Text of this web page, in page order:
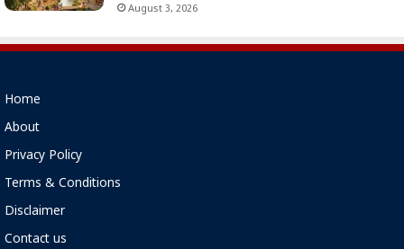
August 3, 2026
Home
About
Privacy Policy
Terms & Conditions
Disclaimer
Contact us